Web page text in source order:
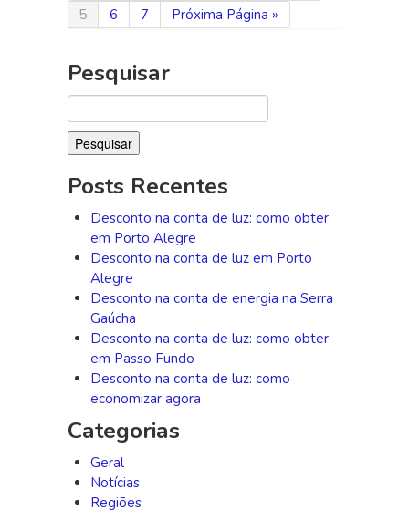
5
6 7 Próxima Página »
Pesquisar
Pesquisar
por:
Posts Recentes
Desconto na conta de luz: como obter
em Porto Alegre
Desconto na conta de luz em Porto
Alegre
Desconto na conta de energia na Serra
Gaúcha
Desconto na conta de luz: como obter
em Passo Fundo
Desconto na conta de luz: como
economizar agora
Categorias
Geral
Notícias
Regiões